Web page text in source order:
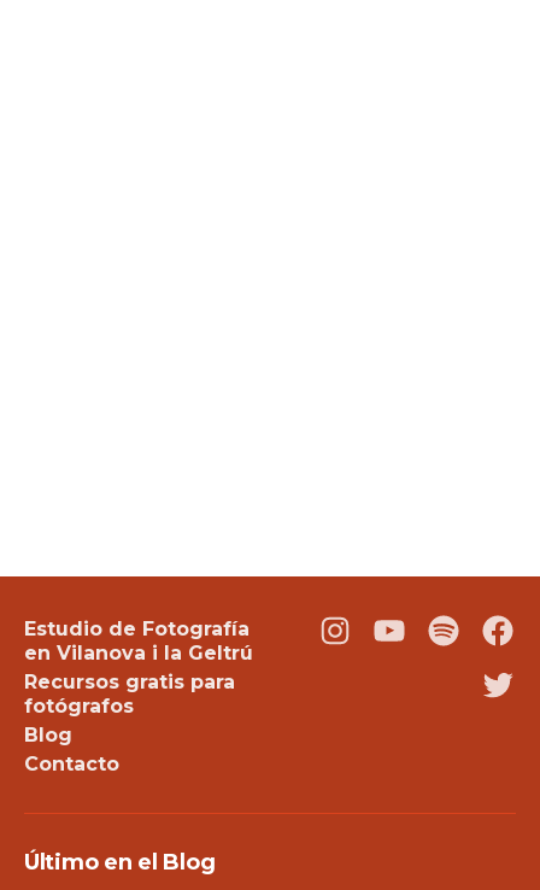
Estudio de Fotografía
en Vilanova i la Geltrú
Recursos gratis para
fotógrafos
Blog
Contacto
Instagram
YoutubePodcast
Último en el Blog